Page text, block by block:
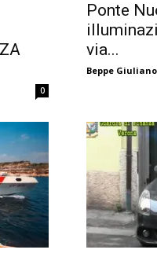
0
Ponte
via...
Beppe Giuliano